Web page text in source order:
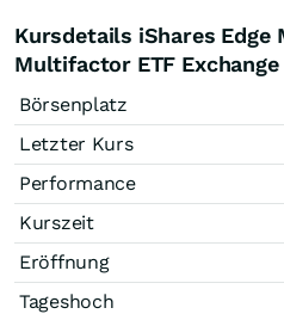
Kursdetails iShares Edge
Multifactor ETF Exchange
Börsenplatz
Letzter Kurs
Performance
Kurszeit
Eröffnung
Tageshoch